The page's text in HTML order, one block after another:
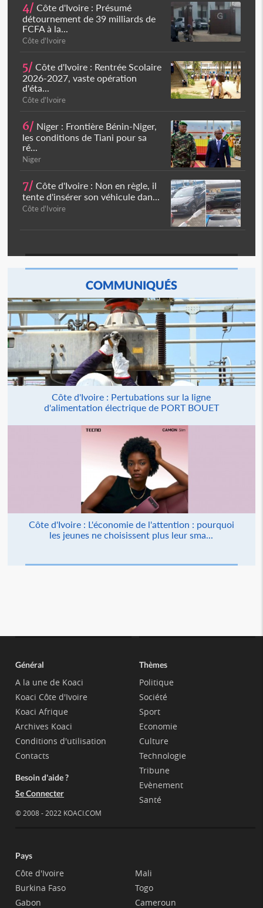
4/ Côte d'Ivoire : Présumé
détournement de 39 milliards de
FCFA à la...
Côte d'Ivoire
5/ Côte d'Ivoire : Rentrée Scolaire
2026-2027, vaste opération
d'éta...
Côte d'Ivoire
6/ Niger : Frontière Bénin-Niger,
les conditions de Tiani pour sa
ré...
Niger
7/ Côte d'Ivoire : Non en règle, il
tente d'insérer son véhicule dan...
Côte d'Ivoire
COMMUNIQUÉS
Côte d'Ivoire : Pertubations sur la ligne
d'alimentation électrique de PORT BOUET
Côte d'Ivoire : L'économie de l'attention : pourquoi
les jeunes ne choisissent plus leur sma...
Général
A la une de Koaci
Koaci Côte d'Ivoire
Koaci Afrique
Archives Koaci
Conditions d'utilisation
Contacts
Besoin d'aide ?
Se Connecter
© 2008 - 2022 KOACI.COM
Thèmes
Politique
Société
Sport
Economie
Culture
Technologie
Tribune
Evènement
Santé
Pays
Côte d'Ivoire
Burkina Faso
Gabon
Mali
Togo
Cameroun